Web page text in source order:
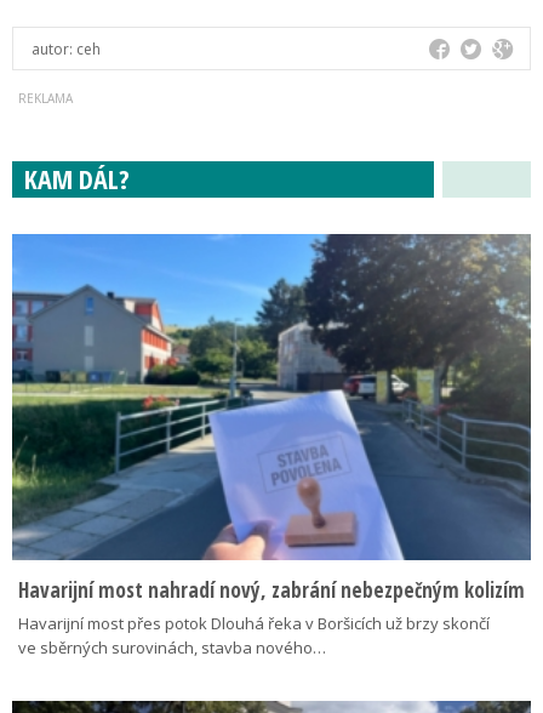
autor: ceh
KAM DÁL?
Havarijní most nahradí nový, zabrání nebezpečným kolizím
Havarijní most přes potok Dlouhá řeka v Boršicích už brzy skončí
ve sběrných surovinách, stavba nového…